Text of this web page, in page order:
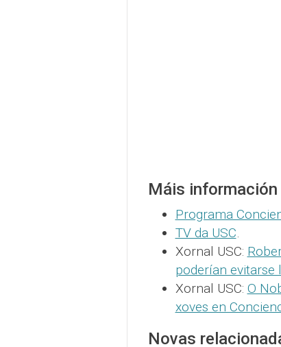
Máis información
Programa
TV da USC.
Xornal USC:
poderían evitarse
Xornal USC: O
xoves en
Novas